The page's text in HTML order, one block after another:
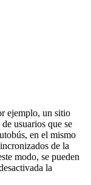
ejemplo, un sitio
usuarios que se
en el mismo
de la
modo, se pueden
la